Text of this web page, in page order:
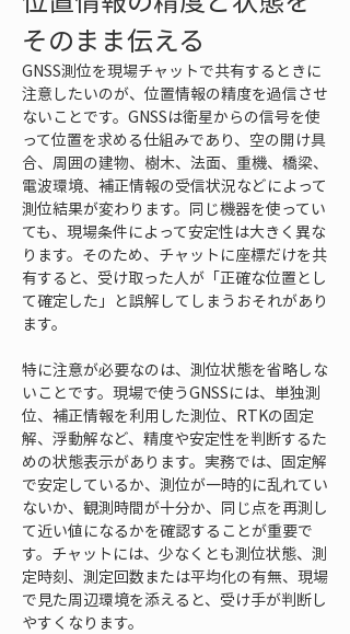
そのまま伝える
GNSS測位を現場チャットで共有するときに
注意したいのが、位置情報の精度を過信させ
ないことです。GNSSは衛星からの信号を使
って位置を求める仕組みであり、空の開け具
合、周囲の建物、樹木、法面、重機、橋梁、
電波環境、補正情報の受信状況などによって
測位結果が変わります。同じ機器を使ってい
ても、現場条件によって安定性は大きく異な
ります。そのため、チャットに座標だけを共
有すると、受け取った人が「正確な位置とし
て確定した」と誤解してしまうおそれがあり
ます。
特に注意が必要なのは、測位状態を省略しな
いことです。現場で使うGNSSには、単独測
位、補正情報を利用した測位、RTKの固定
解、浮動解など、精度や安定性を判断するた
めの状態表示があります。実務では、固定解
で安定しているか、測位が一時的に乱れてい
ないか、観測時間が十分か、同じ点を再測し
て近い値になるかを確認することが重要で
す。チャットには、少なくとも測位状態、測
定時刻、測定回数または平均化の有無、現場
で見た周辺環境を添えると、受け手が判断し
やすくなります。